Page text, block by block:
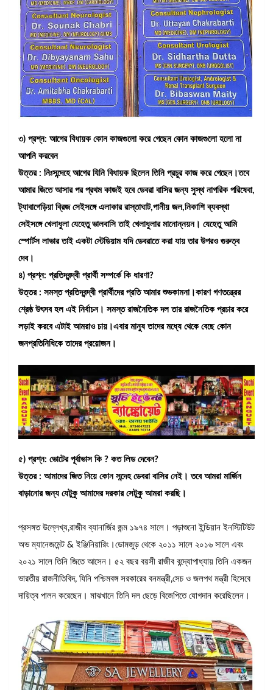
৩) প্রশ্ন: আগের বিধায়ক কোন কাজগুলো করে গেছেন কোন কাজগুলো হলো না
আপনি করবেন
উত্তর : নিঃসন্দেহে আগের যিনি বিধায়ক ছিলেন তিনি প্রচুর কাজ করে গেছেন।তবে
আমার জিতে আসার পর প্রথম কাজই হবে ডেবরা বাসির জন্য সুস্থ নাগরিক পরিষেবা,
ট্যাবাগেড়িয়া ব্রিজ সেইসঙ্গে এলাকার রাস্তাঘাট,পানীয় জল,নিকাশি ব্যবস্থা
সেইসঙ্গে খেলাধুলা যেহেতু ভালবাসি তাই খেলাধুলার মানোন্নয়ন। যেহেতু আমি
স্পোর্টস লাভার তাই একটা স্টেডিয়াম যদি ডেবরাতে করা যায় তার উপরও গুরুত্ব
দেব।
৪) প্রশ্ন: প্রতিদ্বন্দ্বী প্রার্থী সম্পর্কে কি ধারণা?
উত্তর : সমস্ত প্রতিদ্বন্দ্বী প্রার্থীদের প্রতি আমার শুভকামনা।কারণ গণতন্ত্রের
শ্রেষ্ঠ উৎসব হল এই নির্বাচন। সমস্ত রাজনৈতিক দল তার রাজনৈতিক প্রচার করে
লড়াই করবে এটাই আমরাও চায়।এবার মানুষ তাদের মধ্যে থেকে বেছে কোন
জনপ্রতিনিধিকে তাদের প্রয়োজন।
৫) প্রশ্ন: ভোটের পূর্বাভাস কি ? কত লিড দেবেন?
উত্তর : আমাদের জিত নিয়ে কোন সন্দেহ ডেবরা বাসির নেই। তবে আমরা মার্জিন
বাড়ানোর জন্য যেটুকু আমাদের দরকার সেটুকু আমরা করছি।
প্রসঙ্গত উল্লেখ্য,রাজীব ব্যানার্জির জন্ম ১৯৭৪ সালে। পড়াশুনো ইন্ডিয়ান ইনস্টিটিউট
অভ ম্যানেজমেন্ট & ইঞ্জিনিয়ারিং।ডোমজুড় থেকে ২০১১ সালে ২০১৬ সালে এবং
২০২১ সালে তিনি জিতে আসেন। ৫২ বছর বয়সী রাজীব বন্দ্যোপাধ্যায় তিনি একজন
ভারতীয় রাজনীতিবিদ, যিনি পশ্চিমবঙ্গ সরকারের বনমন্ত্রী,সেচ ও জলপথ মন্ত্রী হিসেবে
দায়িত্ব পালন করেছেন। মাঝখানে তিনি দল ছেড়ে বিজেপিতে যোগদান করেছিলেন।